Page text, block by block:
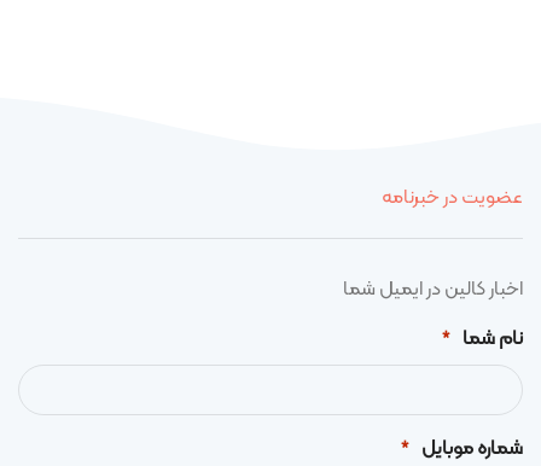
عضویت در خبرنامه
اخبار کالین در ایمیل شما
نام شما
*
شماره موبایل *